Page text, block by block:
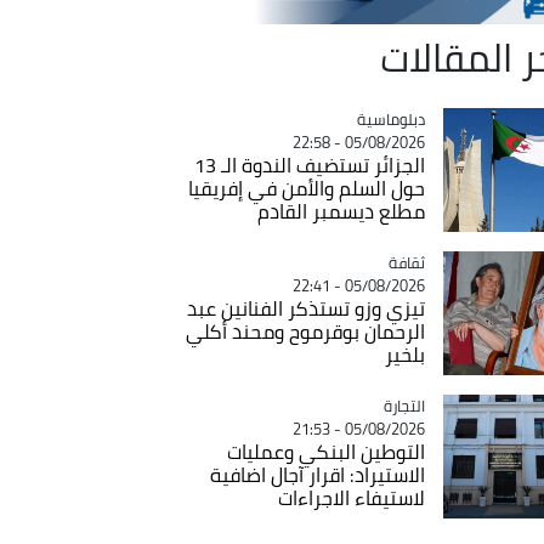
المقالات
Catégorie
دبلوماسية
05/08/2026 - 22:58
الجزائر تستضيف الندوة الـ 13
حول السلم والأمن في إفريقيا
مطلع ديسمبر القادم
Catégorie
ثقافة
05/08/2026 - 22:41
تيزي وزو تستذكر الفنانين عبد
الرحمان بوقرموح ومحند أكلي
بلخير
Catégorie
التجارة
05/08/2026 - 21:53
التوطين البنكي وعمليات
الاستيراد: اقرار آجال اضافية
لاستيفاء الاجراءات